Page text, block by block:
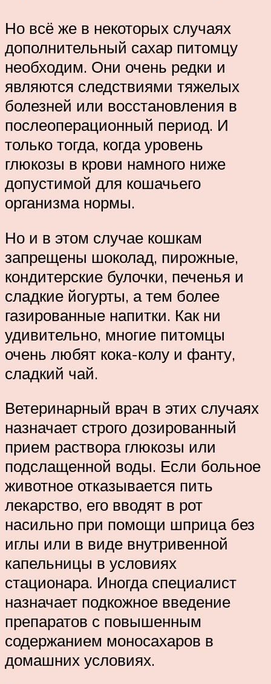
Но всё же в некоторых случаях
дополнительный сахар питомцу
необходим. Они очень редки и
являются следствиями тяжелых
болезней или восстановления в
послеоперационный период. И
только тогда, когда уровень
глюкозы в крови намного ниже
допустимой для кошачьего
организма нормы.
Но и в этом случае кошкам
запрещены шоколад, пирожные,
кондитерские булочки, печенья и
сладкие йогурты, а тем более
газированные напитки. Как ни
удивительно, многие питомцы
очень любят кока-колу и фанту,
сладкий чай.
Ветеринарный врач в этих случаях
назначает строго дозированный
прием раствора глюкозы или
подслащенной воды. Если больное
животное отказывается пить
лекарство, его вводят в рот
насильно при помощи шприца без
иглы или в виде внутривенной
капельницы в условиях
стационара. Иногда специалист
назначает подкожное введение
препаратов с повышенным
содержанием моносахаров в
домашних условиях.